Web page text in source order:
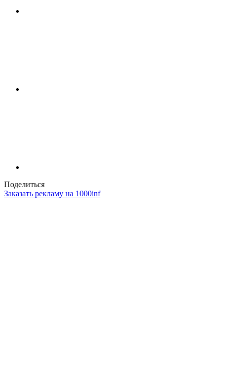
Поделиться
Заказать рекламу на 1000inf